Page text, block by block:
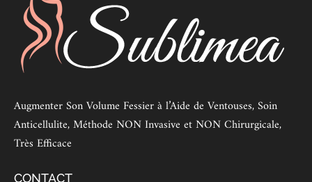
Augmenter Son Volume Fessier à l’Aide de Ventouses, Soin
Anticellulite, Méthode NON Invasive et NON Chirurgicale,
Très Efficace
CONTACT